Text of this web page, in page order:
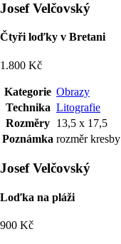
Josef Velčovský
Čtyři loďky v Bretani
1.800 Kč
Kategorie Obrazy
Technika Litografie
Rozměry 13,5 x 17,5
Poznámka rozměr kresby
Josef Velčovský
Loďka na pláži
900 Kč